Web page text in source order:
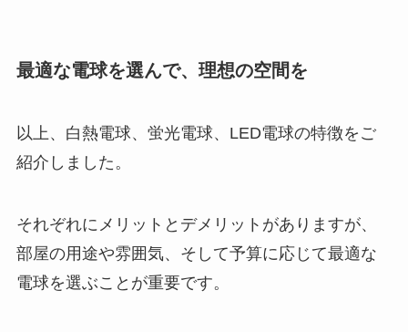
最適な電球を選んで、理想の空間を
以上、白熱電球、蛍光電球、LED電球の特徴をご
紹介しました。
それぞれにメリットとデメリットがありますが、
部屋の用途や雰囲気、そして予算に応じて最適な
電球を選ぶことが重要です。